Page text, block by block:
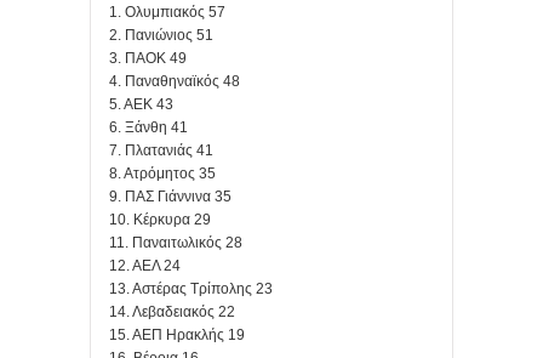
1. Ολυμπιακός 57
2. Πανιώνιος 51
3. ΠΑΟΚ 49
4. Παναθηναϊκός 48
5. ΑΕΚ 43
6. Ξάνθη 41
7. Πλατανιάς 41
8. Ατρόμητος 35
9. ΠΑΣ Γιάννινα 35
10. Κέρκυρα 29
11. Παναιτωλικός 28
12. ΑΕΛ 24
13. Αστέρας Τρίπολης 23
14. Λεβαδειακός 22
15. ΑΕΠ Ηρακλής 19